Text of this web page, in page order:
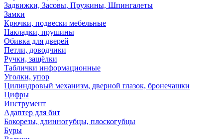
Задвижки, Засовы, Пружины, Шпингалеты
Замки
Крючки, подвески мебельные
Накладки, прушины
Обивка для дверей
Петли, доводчики
Ручки, защёлки
Таблички информационные
Уголки, упор
Цилиндровый механизм, дверной глазок, бронечашки
Цифры
Инструмент
Адаптер для бит
Бокорезы, длинногубцы, плоскогубцы
Буры